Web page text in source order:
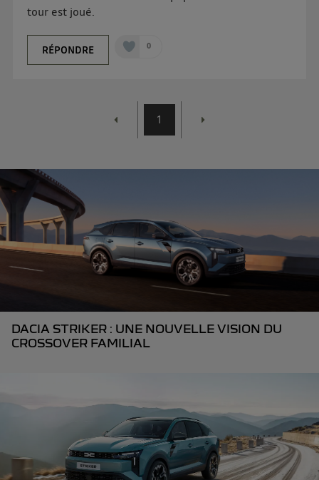
tour est joué.
RÉPONDRE 0
1
DACIA STRIKER : UNE NOUVELLE VISION DU
CROSSOVER FAMILIAL